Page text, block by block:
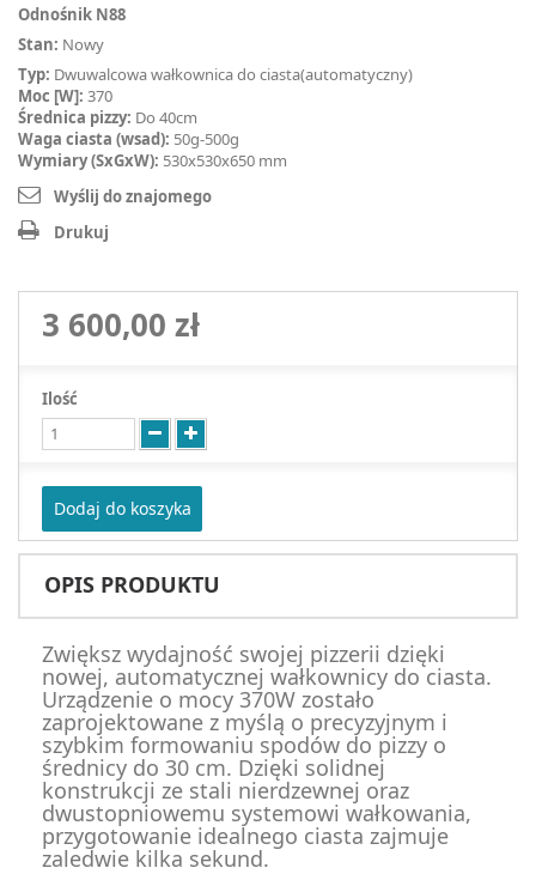
Odnośnik N88
Stan: Nowy
Typ: Dwuwalcowa wałkownica do ciasta(automatyczny)
Moc [W]: 370
Średnica pizzy: Do 40cm
Waga ciasta (wsad): 50g-500g
Wymiary (SxGxW): 530x530x650 mm
Wyślij do znajomego
Drukuj
3 600,00 zł
Ilość
Dodaj do koszyka
OPIS PRODUKTU
Zwiększ wydajność swojej pizzerii dzięki
nowej, automatycznej wałkownicy do ciasta.
Urządzenie o mocy 370W zostało
zaprojektowane z myślą o precyzyjnym i
szybkim formowaniu spodów do pizzy o
średnicy do 30 cm. Dzięki solidnej
konstrukcji ze stali nierdzewnej oraz
dwustopniowemu systemowi wałkowania,
przygotowanie idealnego ciasta zajmuje
zaledwie kilka sekund.